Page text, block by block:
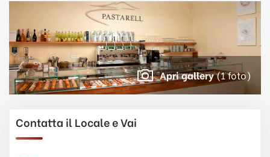
Apri gallery(1 foto)
Contatta il Locale e Vai